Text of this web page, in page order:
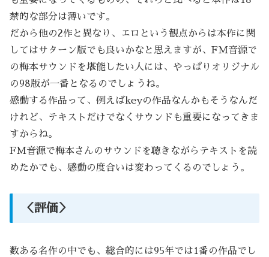
禁的な部分は薄いです。
だから他の2作と異なり、エロという観点からは本作に関
してはサターン版でも良いかなと思えますが、FM音源で
の梅本サウンドを堪能したい人には、やっぱりオリジナル
の98版が一番となるのでしょうね。
感動する作品って、例えばkeyの作品なんかもそうなんだ
けれど、テキストだけでなくサウンドも重要になってきま
すからね。
FM音源で梅本さんのサウンドを聴きながらテキストを読
めたかでも、感動の度合いは変わってくるのでしょう。
＜評価＞
数ある名作の中でも、総合的には95年では1番の作品でし